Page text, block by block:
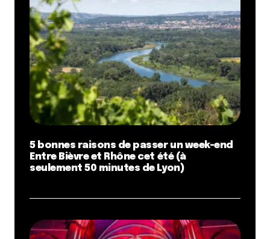
5 bonnes raisons de passer un week-end
Entre Bièvre et Rhône cet été (à
seulement 50 minutes de Lyon)